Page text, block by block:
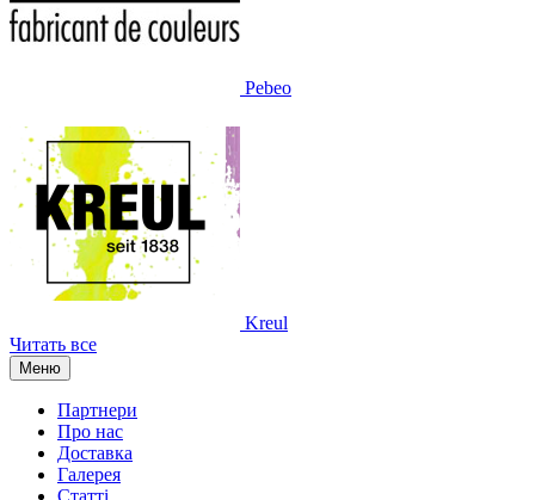
Pebeo
Kreul
Читать все
Меню
Партнери
Про нас
Доставка
Галерея
Статтi